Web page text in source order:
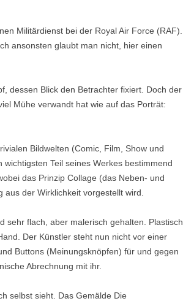
Militärdienst bei der Royal Air Force (RAF).
ansonsten glaubt man nicht, hier einen
dessen Blick den Betrachter fixiert. Doch der
Mühe verwandt hat wie auf das Porträt:
Bildwelten (Comic, Film, Show und
Teil seines Werkes bestimmend
das Prinzip Collage (das Neben- und
der Wirklichkeit vorgestellt wird.
sehr flach, aber malerisch gehalten. Plastisch
Der Künstler steht nun nicht vor einer
Buttons (Meinungsknöpfen) für und gegen
Abrechnung mit ihr.
selbst sieht. Das Gemälde Die